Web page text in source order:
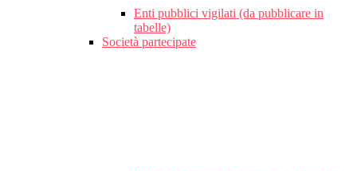
Enti pubblici vigilati (da pubblicare in
tabelle)
Società partecipate